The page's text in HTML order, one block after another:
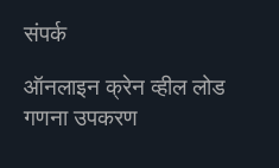
संपर्क
ऑनलाइन क्रेन व्हील लोड
गणना उपकरण